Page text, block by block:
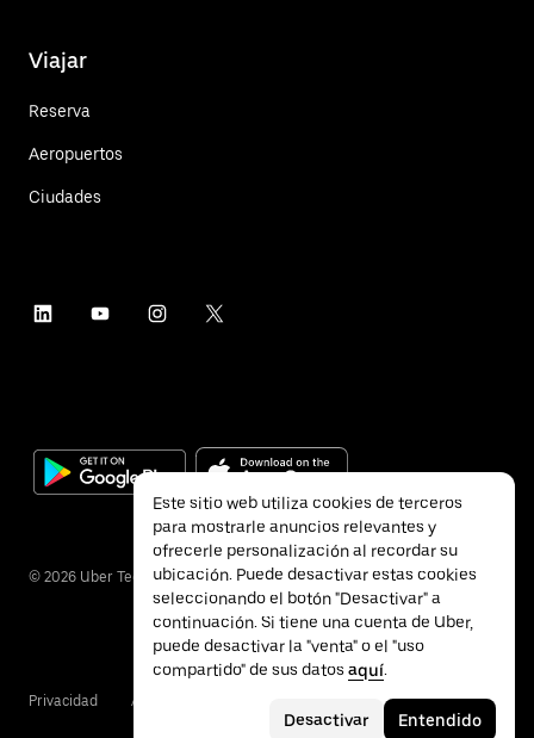
Viajar
Reserva
Aeropuertos
Ciudades
© 2026 Uber Technologies Inc.
Privacidad Accesibilidad
Este sitio web utiliza cookies de terceros
para mostrarle anuncios relevantes y
ofrecerle personalización al recordar su
ubicación. Puede desactivar estas cookies
seleccionando el botón "Desactivar" a
continuación. Si tiene una cuenta de Uber,
puede desactivar la "venta" o el "uso
compartido" de sus datos aquí.
Desactivar Entendido